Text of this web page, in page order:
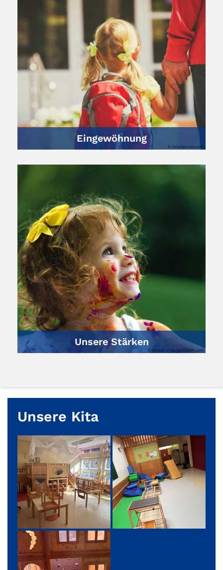
Eingewöhnung
© istockphoto.com
Unsere Stärken
© Senjuti Undu/unsplash.com
Unsere Kita